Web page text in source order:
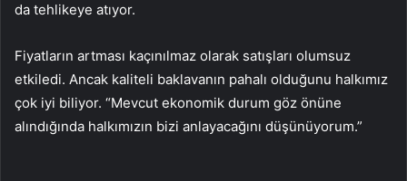
da tehlikeye atıyor.
Fiyatların artması kaçınılmaz olarak satışları olumsuz
etkiledi. Ancak kaliteli baklavanın pahalı olduğunu halkımız
çok iyi biliyor. “Mevcut ekonomik durum göz önüne
alındığında halkımızın bizi anlayacağını düşünüyorum.”